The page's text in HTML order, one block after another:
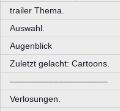
trailer Thema.
Auswahl.
Augenblick
Zuletzt gelacht: Cartoons.
––––––––––––––––––––
Verlosungen.